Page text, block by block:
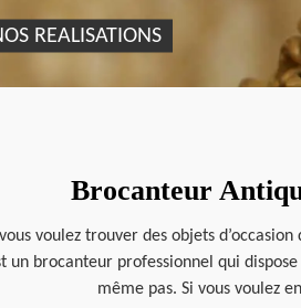
REALISATIONS
Brocanteur
voulez trouver des objets
un brocanteur professionnel qui
même pas. Si vous voulez